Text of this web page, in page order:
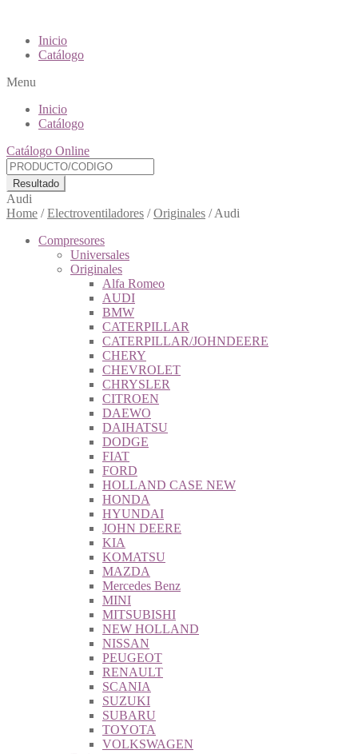
Inicio
Catálogo
Menu
Inicio
Catálogo
Catálogo Online
Resultado
Audi
Home /Electroventiladores /Originales /Audi
Compresores
Universales
Originales
Alfa Romeo
AUDI
BMW
CATERPILLAR
CATERPILLAR/JOHNDEERE
CHERY
CHEVROLET
CHRYSLER
CITROEN
DAEWO
DAIHATSU
DODGE
FIAT
FORD
HOLLAND CASE NEW
HONDA
HYUNDAI
JOHN DEERE
KIA
KOMATSU
MAZDA
Mercedes Benz
MINI
MITSUBISHI
NEW HOLLAND
NISSAN
PEUGEOT
RENAULT
SCANIA
SUZUKI
SUBARU
TOYOTA
VOLKSWAGEN